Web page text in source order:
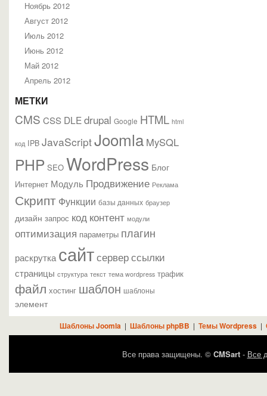
Ноябрь 2012
Август 2012
Июль 2012
Июнь 2012
Май 2012
Апрель 2012
МЕТКИ
CMS CSS DLEdrupal Google HTML html
код IPB JavaScriptJoomla MySQL
PHP SEO WordPress Блог
Интернет Модуль Продвижение Реклама
Скрипт Функции базы данных браузер
дизайн запрос код контент модули
оптимизация параметры плагин
раскрутка сайтсерверссылки
страницы структура текст тема wordpress трафик
файл хостинг шаблон шаблоны
элемент
Шаблоны Joomla | Шаблоны phpBB | Темы Wordpress|
Все права защищены. © CMSart- Все